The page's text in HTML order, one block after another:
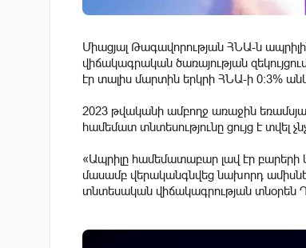
Միացյալ Թագավորության ՀՆԱ-ն
վիճակագրական ծառայության
էր տալիս մարտին երկրի ՀՆԱ-ի 0:3%
2023 թվականի ամբողջ առաջին
համեմատ տնտեսությունը ցույց է տվել
«Ապրիլը համեմատաբար լավ էր բարերի
մասամբ վերականգնվեց նախորդ
տնտեսական վիճակագրության տնօրեն